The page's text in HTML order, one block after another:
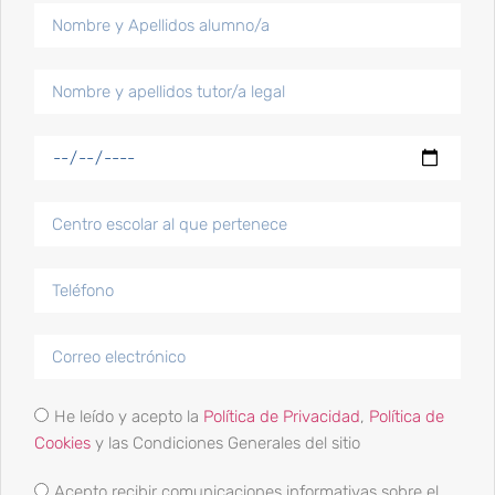
25 Junio, 2023
19 Junio, 2023
He leído y acepto la Política de Privacidad, Política de
Cookies y las Condiciones Generales del sitio